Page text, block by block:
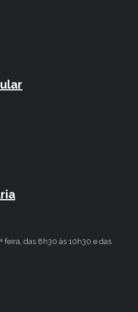
feira, das 8h30 às 10h30 e das